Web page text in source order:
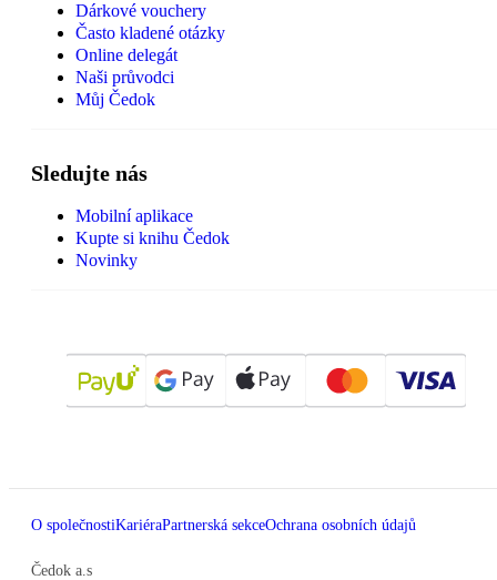
Dárkové vouchery
Často kladené otázky
Online delegát
Naši průvodci
Můj Čedok
Sledujte nás
Mobilní aplikace
Kupte si knihu Čedok
Novinky
O společnostiKariéraPartnerská sekceOchrana osobních údajů
Čedok a.s